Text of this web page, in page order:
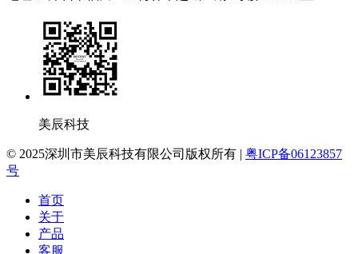
美辰科技
© 2025深圳市美辰科技有限公司版权所有 | 粤ICP备06123857
号
首页
关于
产品
客服